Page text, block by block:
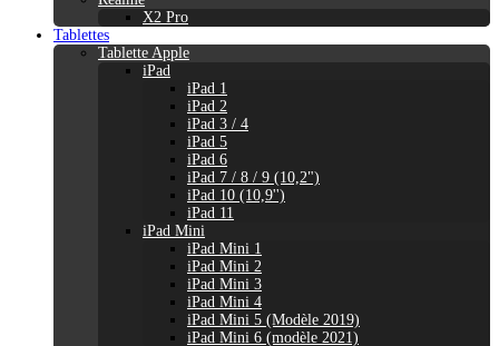
X2 Pro
Tablettes
Tablette Apple
iPad
iPad 1
iPad 2
iPad 3 / 4
iPad 5
iPad 6
iPad 7 / 8 / 9 (10,2")
iPad 10 (10,9'')
iPad 11
iPad Mini
iPad Mini 1
iPad Mini 2
iPad Mini 3
iPad Mini 4
iPad Mini 5 (Modèle 2019)
iPad Mini 6 (modèle 2021)